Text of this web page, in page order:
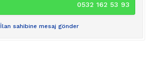
0532 162 53 93
İlan sahibine mesaj gönder